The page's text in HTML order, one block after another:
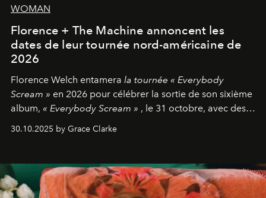
WOMAN
Florence + The Machine annoncent les
dates de leur tournée nord-américaine de
2026
Florence Welch entamera la tournée « Everybody
Scream » en 2026 pour célébrer la sortie de son sixième
album, « Everybody Scream » , le 31 octobre, avec des
dates nord-américaines débutant en avril prochain.
30.10.2025 by Grace Clarke